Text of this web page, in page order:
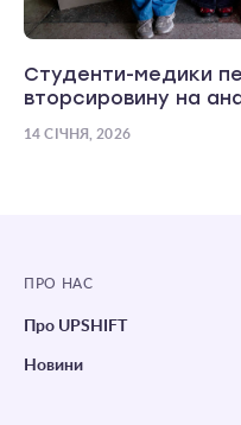
Студенти-медики
вторсировину на
14 СІЧНЯ, 2026
ПРО НАС
Про UPSHIFT
Новини